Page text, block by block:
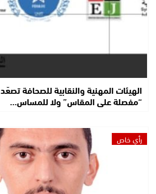
الهيئات المهنية والنقابية للصحافة
“مفصلة على المقاس” ولا للمساس…
رأي خاص